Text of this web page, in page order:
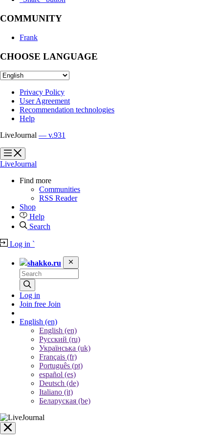
COMMUNITY
Frank
CHOOSE LANGUAGE
Privacy Policy
User Agreement
Recommendation technologies
Help
LiveJournal — v.931
?
?
LiveJournal
Find more
Communities
RSS Reader
Shop
Help
Search
Log in `
shakko.ru
Log in
Join free Join
English (en)
English (en)
Русский (ru)
Українська (uk)
Français (fr)
Português (pt)
español (es)
Deutsch (de)
Italiano (it)
Беларуская (be)